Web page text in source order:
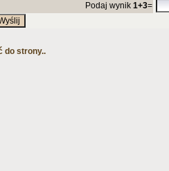
Podaj wynik 1+3=
do strony..